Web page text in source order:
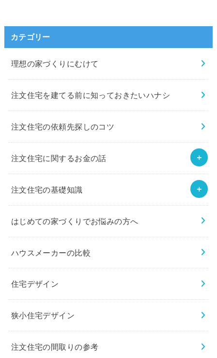
カテゴリー
理想の家づくりにむけて
注文住宅を建てる前に知っておきたいハナシ
注文住宅の依頼先探しのコツ
注文住宅に関するお金の話
注文住宅の基礎知識
はじめての家づくりでお悩みの方へ
ハウスメーカーの比較
住宅デザイン
狭小住宅デザイン
注文住宅の間取りの参考